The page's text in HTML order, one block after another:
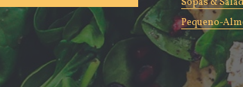
Pequeno-